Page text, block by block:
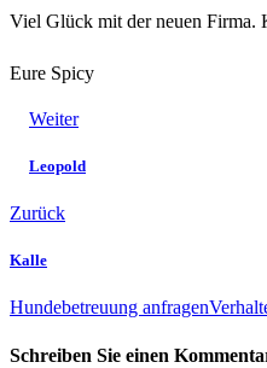
Viel Glück mit der neuen Firma.
Eure Spicy
Weiter
Leopold
Zurück
Kalle
Hundebetreuung anfragen
Schreiben Sie einen